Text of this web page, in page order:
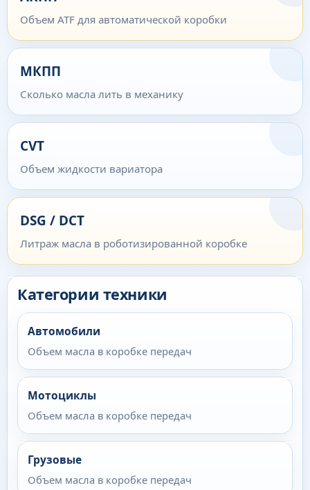
Объем ATF для автоматической коробки
МКПП
Сколько масла лить в механику
CVT
Объем жидкости вариатора
DSG / DCT
Литраж масла в роботизированной коробке
Категории техники
Автомобили
Объем масла в коробке передач
Мотоциклы
Объем масла в коробке передач
Грузовые
Объем масла в коробке передач